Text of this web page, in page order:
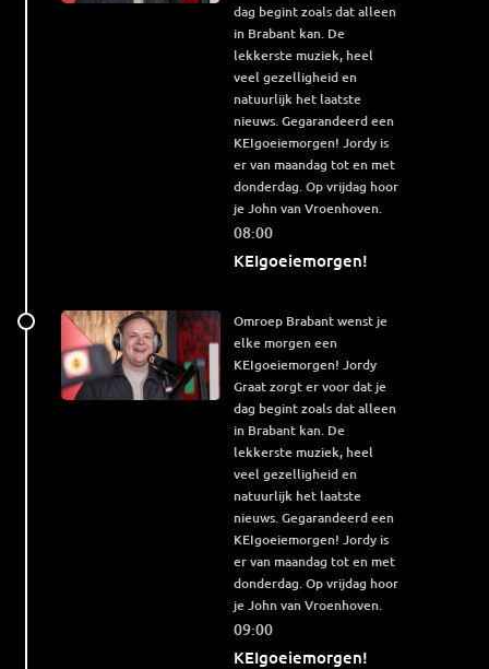
KEIgoeiemorgen!
08:00
dag begint zoals dat alleen
in Brabant kan. De
lekkerste muziek, heel
veel gezelligheid en
natuurlijk het laatste
nieuws. Gegarandeerd een
KEIgoeiemorgen! Jordy is
er van maandag tot en met
donderdag. Op vrijdag hoor
je John van Vroenhoven.
KEIgoeiemorgen!
09:00
Omroep Brabant wenst je
elke morgen een
KEIgoeiemorgen! Jordy
Graat zorgt er voor dat je
dag begint zoals dat alleen
in Brabant kan. De
lekkerste muziek, heel
veel gezelligheid en
natuurlijk het laatste
nieuws. Gegarandeerd een
KEIgoeiemorgen! Jordy is
er van maandag tot en met
donderdag. Op vrijdag hoor
je John van Vroenhoven.